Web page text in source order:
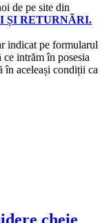
de pe site din
ȘI RETURNĂRI.
indicat pe formularul
intrăm în posesia
în aceleași condiții ca